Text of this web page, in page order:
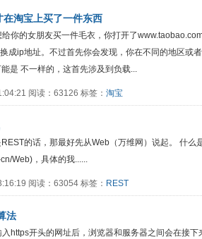
淘宝上买了一件东西
你的女朋友买一件毛衣，你打开了
成ip地址。不过首先你会发现，你在不同的地区或
是 不一样的，这首先涉及到负载...
阅读：63126 标签： 淘宝
的话，那最好先从Web（万维网）说起。 什
Web)，具体的我......
阅读：63054 标签： REST
法
https开头的网址后，浏览器和服务器之间会在接